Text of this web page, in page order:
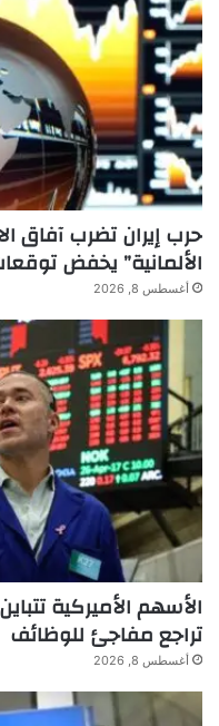
حرب إيران تضرب آفاق
الألمانية” يخفض توقعات
أغسطس 8, 2026
تراجع مفاجئ للوظائف
أغسطس 8, 2026